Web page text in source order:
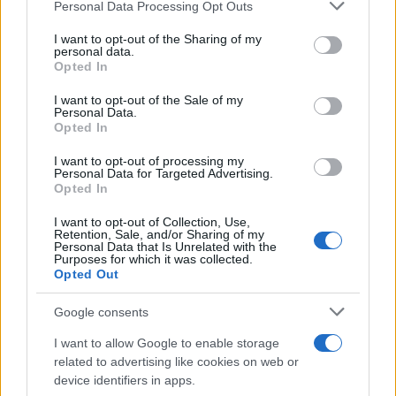
not limited to your visit or usage behaviour. You may click to
grant or deny consent to Google and its third-party tags to
use your data for below specified purposes in below Google
consent section.
Personal Data Processing Opt Outs
I want to opt-out of the Sharing of my
personal data.
Opted In
I want to opt-out of the Sale of my
Personal Data.
Opted In
I want to opt-out of processing my
Personal Data for Targeted Advertising.
Opted In
I want to opt-out of Collection, Use,
Retention, Sale, and/or Sharing of my
Personal Data that Is Unrelated with the
Purposes for which it was collected.
Opted Out
Google consents
I want to allow Google to enable storage
related to advertising like cookies on web or
device identifiers in apps.
Διαβάστε περισσότερα
ΕΥΑΘ: Και επίσημα
πλέον επεκτείνεται η
δραστηριότητά της σε
όλη τη Θεσσαλονίκη
και Χαλκιδική